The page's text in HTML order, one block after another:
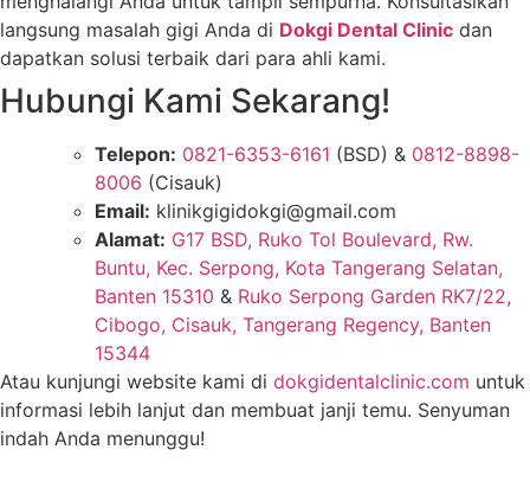
langsung masalah gigi Anda di Dokgi Dental Clinic dan
dapatkan solusi terbaik dari para ahli kami.
Hubungi Kami Sekarang!
Telepon: 0821-6353-6161 (BSD) & 0812-8898-
8006 (Cisauk)
Email: klinikgigidokgi@gmail.com
Alamat: G17 BSD, Ruko Tol Boulevard, Rw.
Buntu, Kec. Serpong, Kota Tangerang Selatan,
Banten 15310 & Ruko Serpong Garden RK7/22,
Cibogo, Cisauk, Tangerang Regency, Banten
15344
Atau kunjungi website kami di dokgidentalclinic.com untuk
informasi lebih lanjut dan membuat janji temu. Senyuman
indah Anda menunggu!